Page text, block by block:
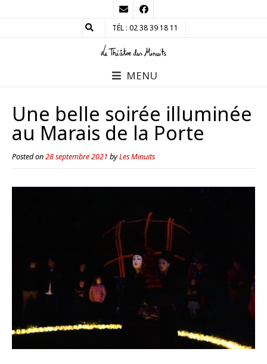
TÉL : 02 38 39 18 11
MENU
Une belle soirée illuminée
au Marais de la Porte
Posted on28 septembre 2021 byLes Minuits